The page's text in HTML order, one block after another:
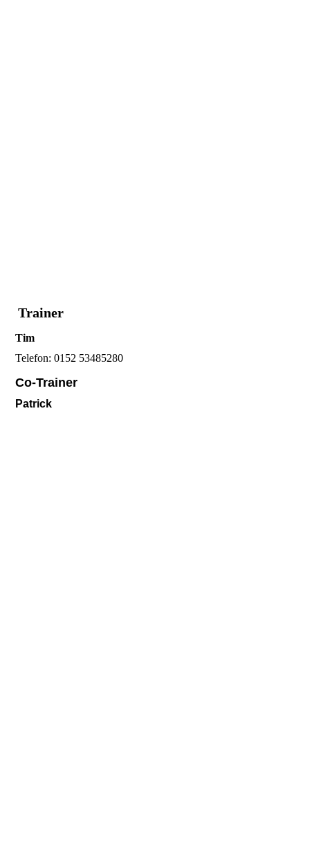
Trainer
Tim
Telefon: 0152 53485280
Co-Trainer
Patrick